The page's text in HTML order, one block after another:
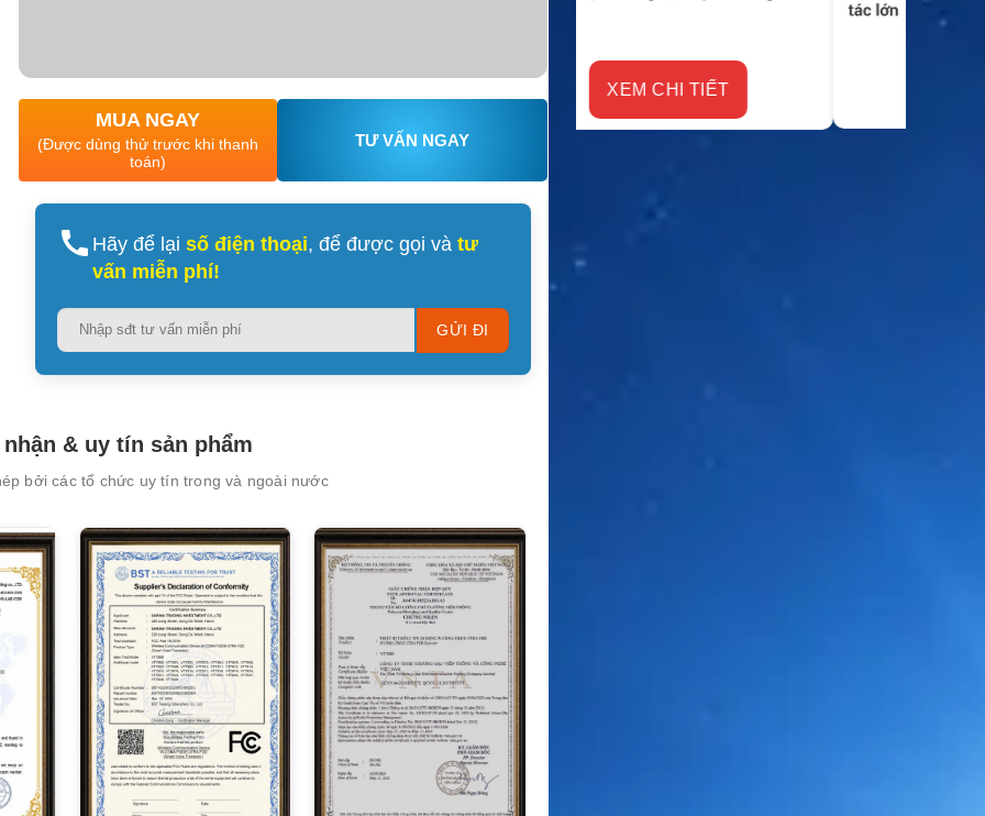
MUA NGAY
(Được dùng thử trước khi thanh
toán)
TƯ VẤN NGAY
Hãy để lại số điện thoại, để được gọi và tư
vấn miễn phí!
Please
this
& uy tín sản phẩm
bởi các tổ chức uy tín trong và ngoài nước
XEM CHI TIẾT